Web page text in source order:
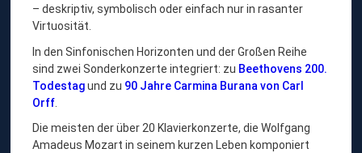
– deskriptiv, symbolisch oder einfach nur in rasanter
Virtuosität.
In den Sinfonischen Horizonten und der Großen Reihe
sind zwei Sonderkonzerte integriert: zu Beethovens 200.
Todestagund zu 90 Jahre Carmina Burana von Carl
Orff
Die meisten der über 20 Klavierkonzerte, die Wolfgang
Amadeus Mozart in seinem kurzen Leben komponiert